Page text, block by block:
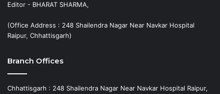
Editor - BHARAT SHARMA,
(Office Address : 248 Shailendra Nagar Near Navkar Hospital
Raipur, Chhattisgarh)
Branch Offices
Chhattisgarh : 248 Shailendra Nagar Near Navkar Hospital Raipur,